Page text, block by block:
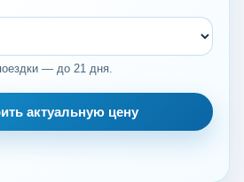
— до 21 дня.
актуальную цену